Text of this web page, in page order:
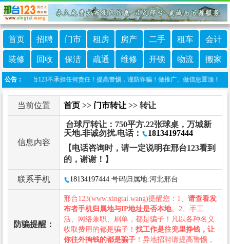
首页 招聘 门市 租房 房产 二手 租车 会计
装修 回收 保洁 疏通 维修 开锁 物流 搬家
公告：
布，邢台123不承担任何责任！提高警惕，谨防诈骗！做推广、做信息置顶！请加
当前位置 首页 >> 门市转让 >> 转让
信息内容
台球厅转让：750平方.22张球桌，万城新
天地.非诚勿扰.电话：
18134197444
【电话咨询时，请一定说明在邢台123看到
的，谢谢！】
联系手机 18134197444 号码归属地:河北邢台
防骗提醒：
邢台123(www.xingtai.wang)提醒您：1、 请查看发
布者手机归属地与IP地址是否本地。2、手工
活、网络兼职、刷单，都是骗子！凡以各种名义
收取费用的都是骗子！ 找工作是往兜里挣钱，让
你往外掏钱的都是骗子 ！异地招聘请提高警惕，